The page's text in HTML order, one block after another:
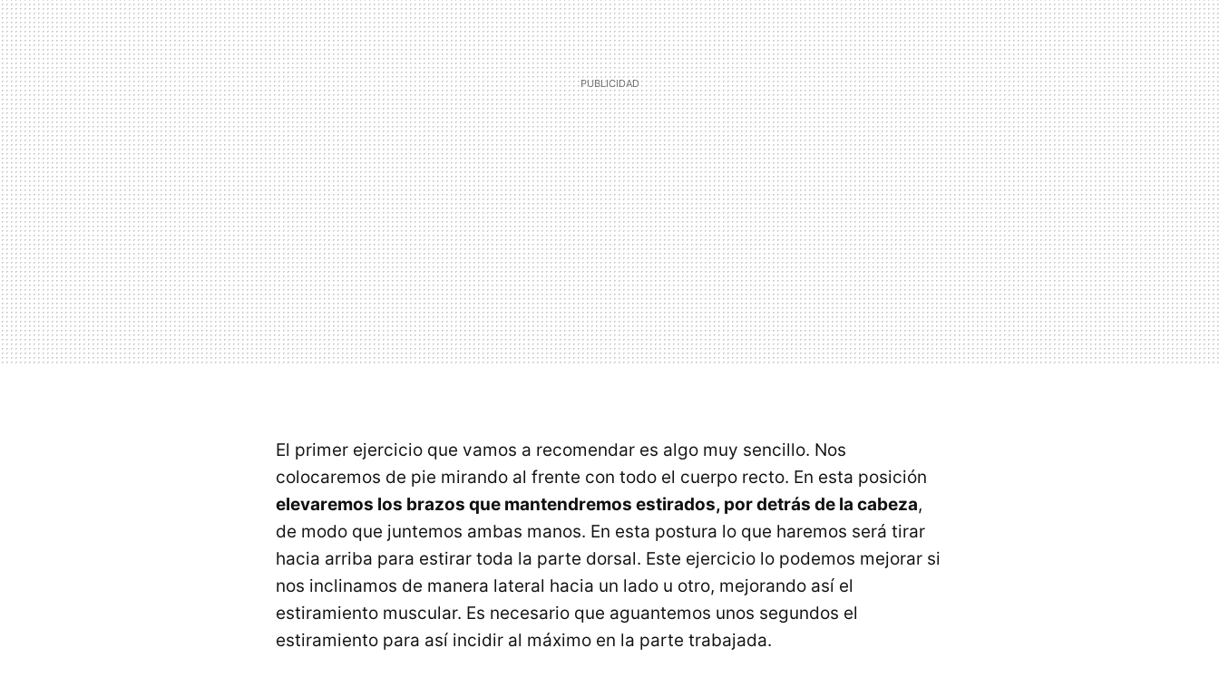
El primer ejercicio que vamos a recomendar es algo muy sencillo. Nos
colocaremos de pie mirando al frente con todo el cuerpo recto. En esta posición
elevaremos los brazos que mantendremos estirados, por detrás de la cabeza,
de modo que juntemos ambas manos. En esta postura lo que haremos será tirar
hacia arriba para estirar toda la parte dorsal. Este ejercicio lo podemos mejorar si
nos inclinamos de manera lateral hacia un lado u otro, mejorando así el
estiramiento muscular. Es necesario que aguantemos unos segundos el
estiramiento para así incidir al máximo en la parte trabajada.